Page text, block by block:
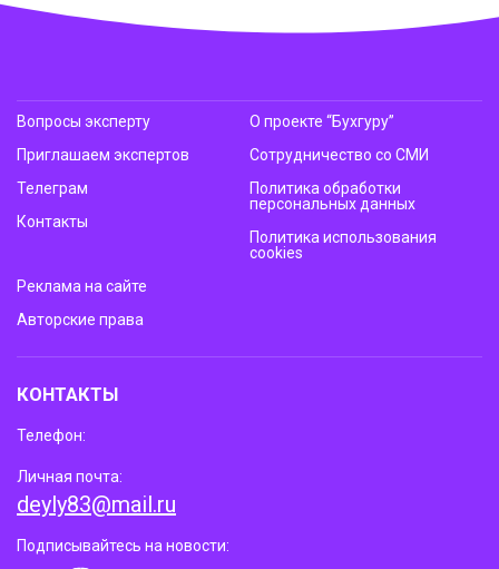
Вопросы эксперту
Приглашаем экспертов
Телеграм
Контакты
О проекте “Бухгуру”
Сотрудничество со СМИ
Политика обработки
персональных данных
Политика использования
cookies
Реклама на сайте
Авторские права
КОНТАКТЫ
Телефон:
Личная почта:
deyly83@mail.ru
Подписывайтесь на новости: